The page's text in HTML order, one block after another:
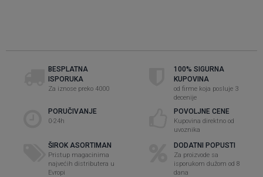
BESPLATNA
ISPORUKA
Za iznose preko 4000
100% SIGURNA
KUPOVINA
od firme koja posluje 3
decenije
PORUČIVANJE
0-24h
POVOLJNE CENE
Kupovina direktno od
uvoznika
ŠIROK ASORTIMAN
Pristup magacinima
najvećih distributera u
Evropi
DODATNI POPUSTI
Za proizvode sa
isporukom dužom od 8
dana